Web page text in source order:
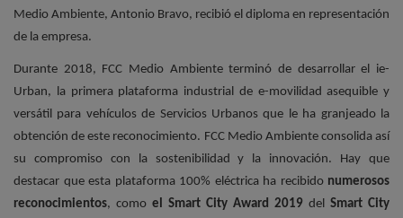
Medio Ambiente, Antonio Bravo, recibió el diploma en representación
de la empresa.
Durante 2018, FCC Medio Ambiente terminó de desarrollar el ie-
Urban, la primera plataforma industrial de e-movilidad asequible y
versátil para vehículos de Servicios Urbanos que le ha granjeado la
obtención de este reconocimiento. FCC Medio Ambiente consolida así
su compromiso con la sostenibilidad y la innovación. Hay que
destacar que esta plataforma 100% eléctrica ha recibido numerosos
reconocimientos, como el Smart City Award 2019 del Smart City